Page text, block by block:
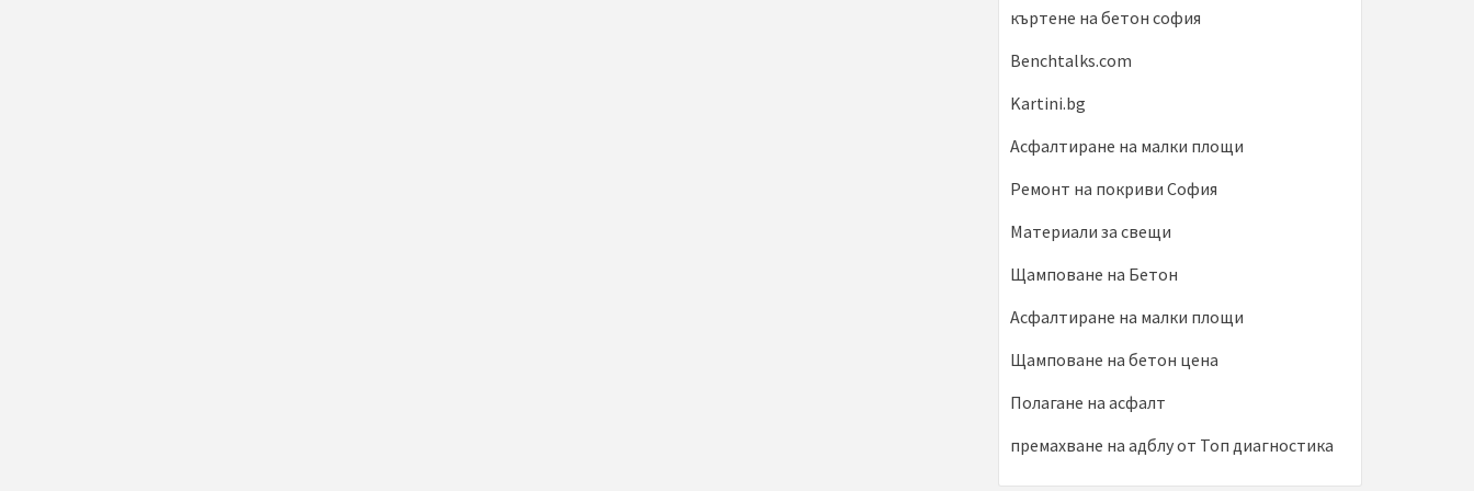
къртене на бетон софия
Benchtalks.com
Kartini.bg
Асфалтиране на малки площи
Ремонт на покриви София
Материали за свещи
Щамповане на Бетон
Асфалтиране на малки площи
Щамповане на бетон цена
Полагане на асфалт
премахване на адблу от Топ диагностика